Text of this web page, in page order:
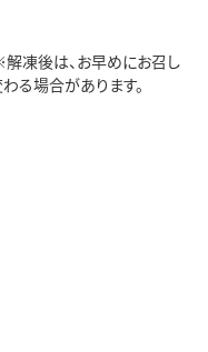
凍後は、お早めにお召し
る場合があります。